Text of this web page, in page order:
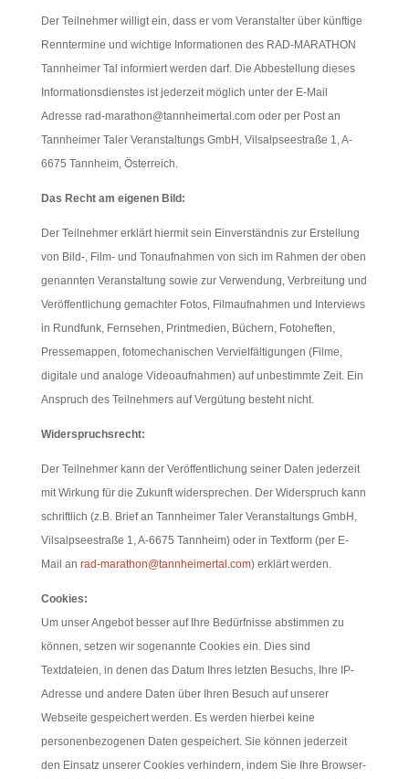
Der Teilnehmer willigt ein, dass er vom Veranstalter über künftige
Renntermine und wichtige Informationen des RAD-MARATHON
Tannheimer Tal informiert werden darf. Die Abbestellung dieses
Informationsdienstes ist jederzeit möglich unter der E-Mail
Adresse rad-marathon@tannheimertal.com oder per Post an
Tannheimer Taler Veranstaltungs GmbH, Vilsalpseestraße 1, A-
6675 Tannheim, Österreich.
Das Recht am eigenen Bild:
Der Teilnehmer erklärt hiermit sein Einverständnis zur Erstellung
von Bild-, Film- und Tonaufnahmen von sich im Rahmen der oben
genannten Veranstaltung sowie zur Verwendung, Verbreitung und
Veröffentlichung gemachter Fotos, Filmaufnahmen und Interviews
in Rundfunk, Fernsehen, Printmedien, Büchern, Fotoheften,
Pressemappen, fotomechanischen Vervielfältigungen (Filme,
digitale und analoge Videoaufnahmen) auf unbestimmte Zeit. Ein
Anspruch des Teilnehmers auf Vergütung besteht nicht.
Widerspruchsrecht:
Der Teilnehmer kann der Veröffentlichung seiner Daten jederzeit
mit Wirkung für die Zukunft widersprechen. Der Widerspruch kann
schriftlich (z.B. Brief an Tannheimer Taler Veranstaltungs GmbH,
Vilsalpseestraße 1, A-6675 Tannheim) oder in Textform (per E-
Mail an rad-marathon@tannheimertal.com) erklärt werden.
Cookies:
Um unser Angebot besser auf Ihre Bedürfnisse abstimmen zu
können, setzen wir sogenannte Cookies ein. Dies sind
Textdateien, in denen das Datum Ihres letzten Besuchs, Ihre IP-
Adresse und andere Daten über Ihren Besuch auf unserer
Webseite gespeichert werden. Es werden hierbei keine
personenbezogenen Daten gespeichert. Sie können jederzeit
den Einsatz unserer Cookies verhindern, indem Sie Ihre Browser-